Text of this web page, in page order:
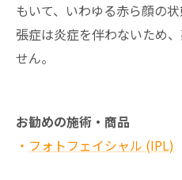
もいて、いわゆる赤ら顔の
張症は炎症を伴わないため
せん。
お勧めの施術・商品
・ フォトフェイシャル (IPL)